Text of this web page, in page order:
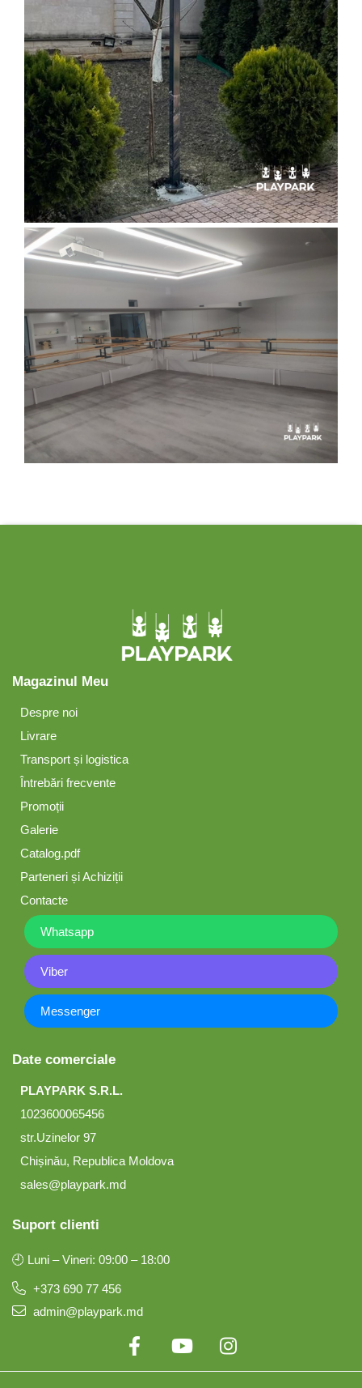
Magazinul Meu
Despre noi
Livrare
Transport și logistica
Întrebări frecvente
Promoții
Galerie
Catalog.pdf
Parteneri și Achiziții
Contacte
Whatsapp
Viber
Messenger
Date comerciale
PLAYPARK S.R.L.
1023600065456
str.Uzinelor 97
Chișinău, Republica Moldova
sales@playpark.md
Suport clienti
🕘 Luni – Vineri: 09:00 – 18:00
+373 690 77 456
admin@playpark.md